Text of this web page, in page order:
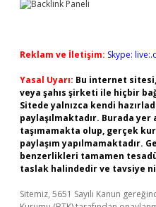
Reklam ve İletişim: Skype:
Yasal Uyarı: Bu internet
veya şahıs şirketi ile hiçbir
Sitede yalnızca kendi
paylaşılmaktadır. Burada
taşımamakta olup, gerçek
paylaşım yapılmamaktadır.
benzerlikleri tamamen
taslak halindedir ve tavsiye
Sitemiz, 5651 Sayılı Kanun